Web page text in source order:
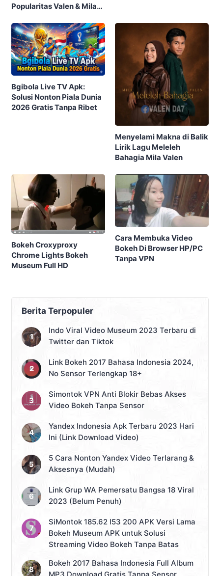
Popularitas Valen & Mila
Publik
Bgibola Live TV Apk:
Solusi Nonton Piala Dunia
2026 Gratis Tanpa Ribet
Menyelami Makna di Balik
Lirik Lagu Meleleh
Bahagia Mila Valen
Bokeh Croxyproxy
Chrome Lights Bokeh
Museum Full HD
Cara Membuka Video
Bokeh Di Browser HP/PC
Tanpa VPN
Berita Terpopuler
Indo Viral Video Museum 2023 Terbaru di
Twitter dan Tiktok
Link Bokeh 2017 Bahasa Indonesia 2024,
No Sensor Terlengkap 18+
Simontok VPN Anti Blokir Bebas Akses
Video Bokeh Tanpa Sensor
Yandex Indonesia Apk Terbaru 2023 Hari
Ini (Link Download Video)
5 Cara Nonton Yandex Video Terlarang &
Aksesnya (Mudah)
Link Grup WA Pemersatu Bangsa 18 Viral
2023 (Belum Penuh)
SiMontok 185.62 l53 200 APK Versi Lama
Bokeh Museum APK untuk Solusi
Streaming Video Bokeh Tanpa Batas
Bokeh 2017 Bahasa Indonesia Full Album
MP3 Download Gratis Tanpa Sensor